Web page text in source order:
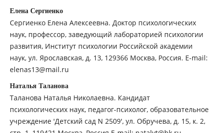
Елена Сергиенко
Сергиенко Елена Алексеевна. Доктор психологических
наук, профессор, заведующий лабораторией психологии
развития, Институт психологии Российской академии
наук, ул. Ярославская, д. 13, 129366 Москва, Россия. E-mail:
elenas13@mail.ru
Наталья Таланова
Таланова Наталья Николаевна. Кандидат
психологических наук, педагог-психолог, образовательное
учреждение 'Детский сад N 2509', ул. Обручева, д. 15, к. 2,